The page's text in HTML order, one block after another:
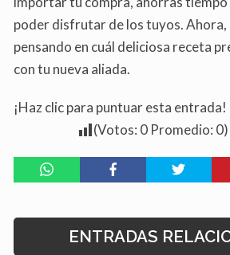
poder disfrutar de los tuyos. Ahora,
pensando en cuál deliciosa receta
con tu nueva aliada.
¡Haz clic para puntuar esta entrada!
(Votos: 0 Promedio: 0)
ENTRADAS